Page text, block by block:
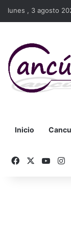
lunes , 3 agosto
Inicio
Facebook